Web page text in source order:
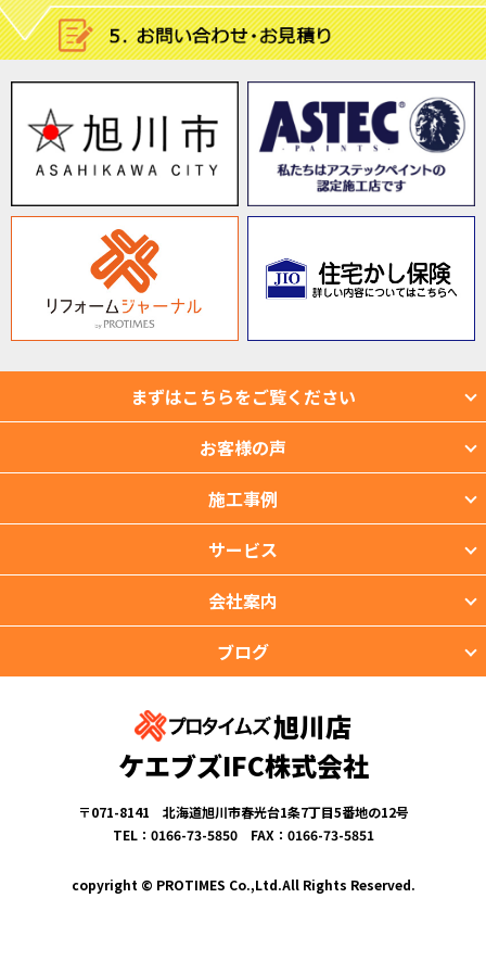
まずはこちらをご覧ください
お客様の声
施工事例
サービス
会社案内
ブログ
旭川店
ケエブズIFC株式会社
〒071-8141 北海道旭川市春光台1条7丁目5番地の12号
TEL：0166-73-5850 FAX：0166-73-5851
copyright © PROTIMES Co.,Ltd.All Rights Reserved.